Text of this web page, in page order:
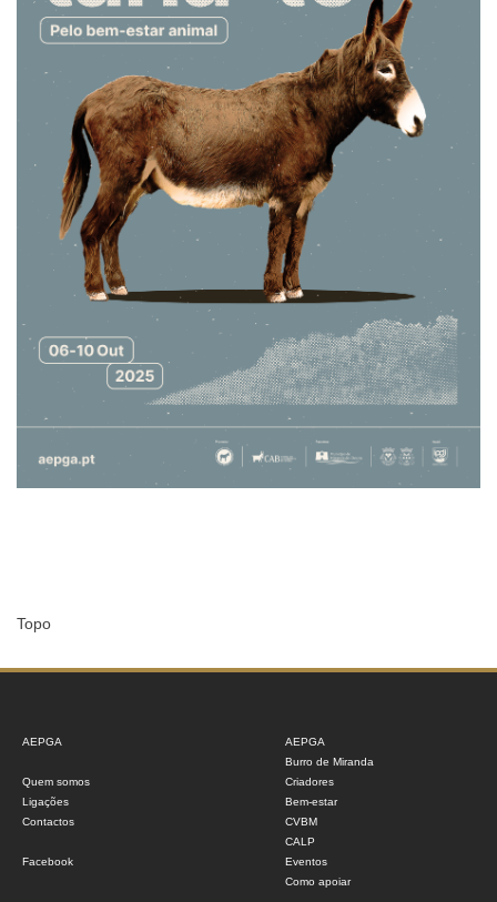
Topo
AEPGA
Quem somos
Ligações
Contactos
Facebook
AEPGA
Burro de Miranda
Criadores
Bem-estar
CVBM
CALP
Eventos
Como apoiar